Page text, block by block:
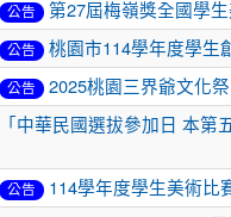
公告 第27屆梅嶺獎全國學
公告 桃園市114學年度學生
公告 2025桃園三界爺文化
「中華民國選拔參加日 本第
公告 114學年度學生美術比